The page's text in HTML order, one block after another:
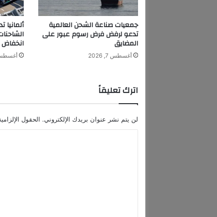
ر
ب
ي
ف
ي
ة
جمعيات صناعة الشحن العالمية
تدعو لرفض فرض رسوم عبور على
المضايق
أغسطس 7, 2026 أغسطس 7,
اترك تعليقاً
لن يتم نشر عنوان بريدك الإلكتروني. الحقول